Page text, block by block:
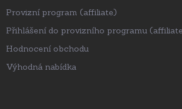
Provizní program (affiliate)
Přihlášení do provizního programu
Hodnocení obchodu
Výhodná nabídka